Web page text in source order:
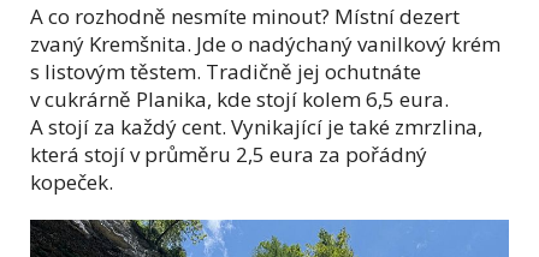
A co rozhodně nesmíte minout? Místní dezert
zvaný Kremšnita. Jde o nadýchaný vanilkový krém
s listovým těstem. Tradičně jej ochutnáte
v cukrárně Planika, kde stojí kolem 6,5 eura.
A stojí za každý cent. Vynikající je také zmrzlina,
která stojí v průměru 2,5 eura za pořádný
kopeček.